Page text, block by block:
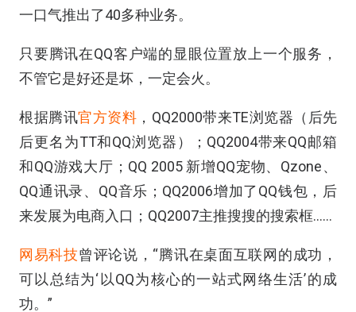
一口气推出了40多种业务。
只要腾讯在QQ客户端的显眼位置放上一个服务，
不管它是好还是坏，一定会火。
根据腾讯官方资料 ，QQ2000带来TE浏览器（后先
后更名为TT和QQ浏览器）；QQ2004带来QQ邮箱
和QQ游戏大厅；QQ 2005 新增QQ宠物、Qzone、
QQ通讯录、QQ音乐；QQ2006增加了QQ钱包，后
来发展为电商入口；QQ2007主推搜搜的搜索框……
网易科技曾评论说，“腾讯在桌面互联网的成功，
可以总结为‘以QQ为核心的一站式网络生活’的成
功。”